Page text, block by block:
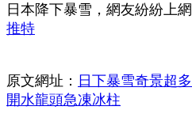
日本降下暴雪，網友紛紛上
推特
原文網址： 日下暴雪奇景超
開水龍頭急凍冰柱